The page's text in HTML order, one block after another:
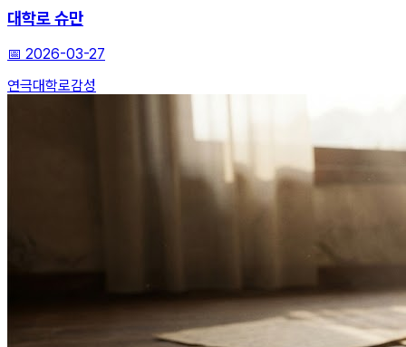
대학로 슈만
📅 2026-03-27
연극대학로감성